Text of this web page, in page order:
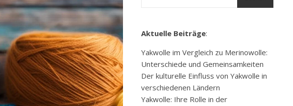
Aktuelle Beiträge:
Yakwolle im Vergleich zu Merinowolle:
Unterschiede und Gemeinsamkeiten
Der kulturelle Einfluss von Yakwolle in
verschiedenen Ländern
Yakwolle: Ihre Rolle in der